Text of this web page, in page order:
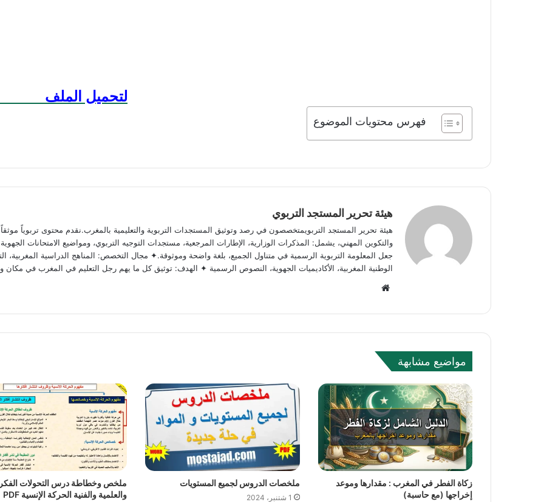
Pour Télécharger لتحميل الملف
فهرس محتويات الموضوع
هيئة تحرير المستجد التربوي
هيئة تحرير المستجد التربويمتخصصون في رصد وتوثيق المستجدات التربوية والتعليمية بالمغرب.نقدم محتوى تربوياً موثقاً
والتكوين المهني، يشمل: المذكرات الوزارية، الإطارات المرجعية، مستجدات التوجيه التربوي، ومواضيع الامتحانات
جعل المعلومة التربوية الرسمية في متناول الجميع، بلغة واضحة وموثوقة.✦ مجال التخصص: المناهج الدراسية المغربية،
الوطنية المغربية، الأكاديميات الجهوية، النصوص الرسمية ✦ الهدف: توثيق كل ما يهم رجل التعليم في المغرب في مكان
b
s
t
مواضيع مشابهة
زكاة الفطر في المغرب : مقدارها وموعد
إخراجها (مع حاسبة)
ملخصات الدروس لجميع المستويات
1 شتنبر، 2024
ملخص وخطاطة درس التحولات
والعلمية والفنية الحركة الإنسية PDF